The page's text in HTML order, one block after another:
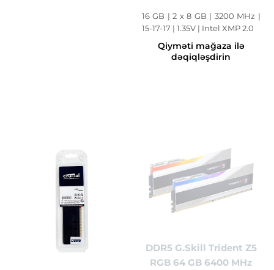
16 GB | 2 x 8 GB | 3200 MHz |
15-17-17 | 1.35V | Intel XMP 2.0
Qiyməti mağaza ilə
dəqiqləşdirin
DDR5 G.Skill Trident Z5
RGB 64 GB 6400 MHz